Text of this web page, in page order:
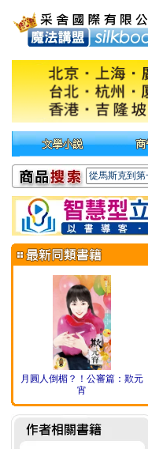
月圓人倒楣？！公審篇：欺元
宵